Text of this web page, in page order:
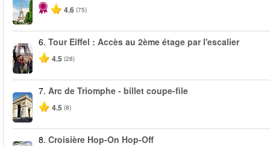
4.6 (75)
6. Tour Eiffel : Accès au 2ème étage par l'escalier
4.5 (28)
7. Arc de Triomphe - billet coupe-file
4.5 (8)
8. Croisière Hop-On Hop-Off